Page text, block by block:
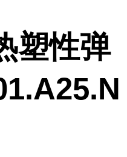
塑性弹